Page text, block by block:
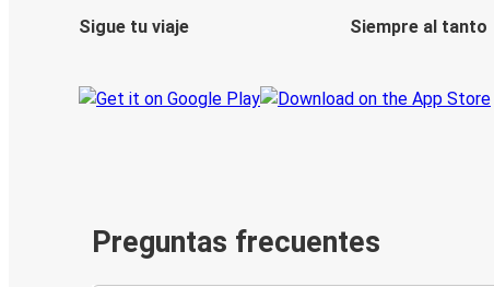
Sigue tu viaje
Siempre al tanto
Preguntas frecuentes